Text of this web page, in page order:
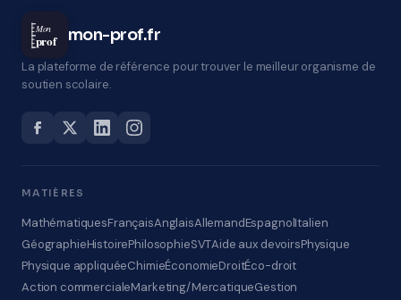
Mon
prof mon-prof.fr
La plateforme de référence pour trouver le meilleur organisme de
soutien scolaire.
MATIÈRES
MathématiquesFrançaisAnglaisAllemandEspagnolItalien
GéographieHistoirePhilosophieSVTAide aux devoirsPhysique
Physique appliquéeChimieÉconomieDroitÉco-droit
Action commercialeMarketing/MercatiqueGestion